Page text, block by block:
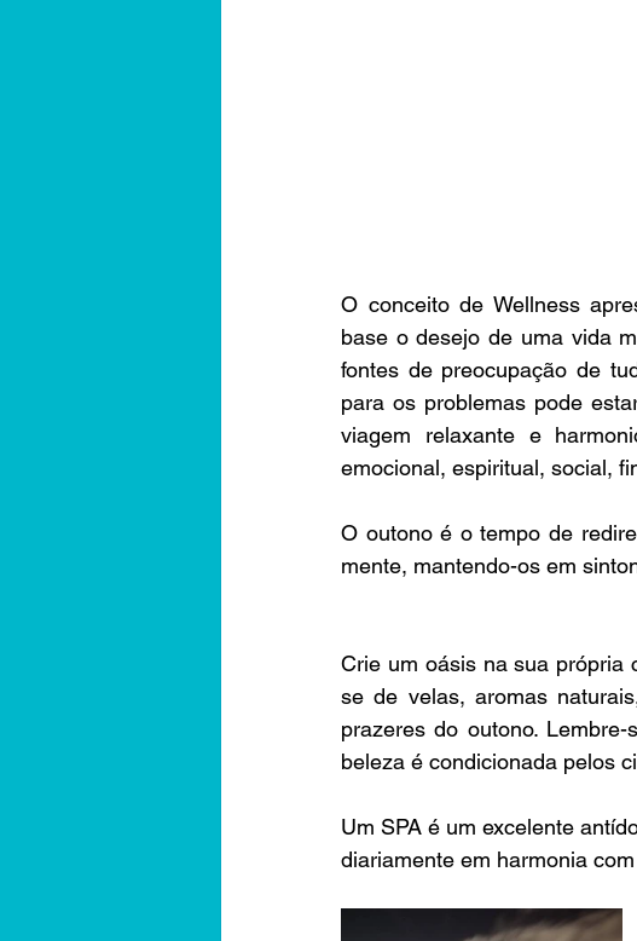
O conceito de Wellness
base o desejo de uma vida
fontes de preocupação de
para os problemas pode
viagem relaxante e
emocional, espiritual, social,
O outono é o tempo de
mente, mantendo-os em
Crie um oásis na sua própria
se de velas, aromas
prazeres do outono.
beleza é condicionada pelos
Um SPA é um excelente
diariamente em harmonia